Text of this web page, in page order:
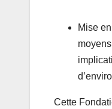
Mise
Cette